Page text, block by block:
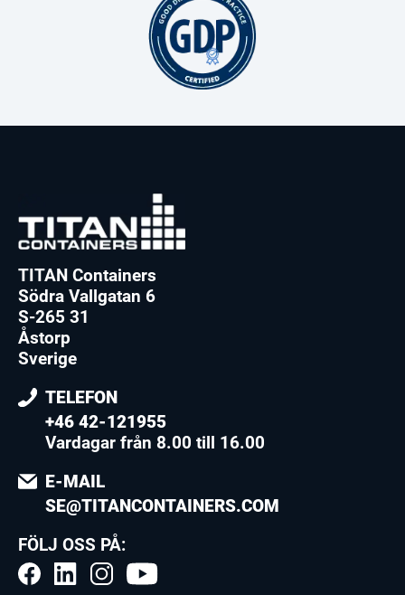
TITAN Containers
Södra Vallgatan 6
S-265 31
Åstorp
Sverige
TELEFON
+46 42-121955
Vardagar från 8.00 till 16.00
E-MAIL
SE@TITANCONTAINERS.COM
FÖLJ OSS PÅ: